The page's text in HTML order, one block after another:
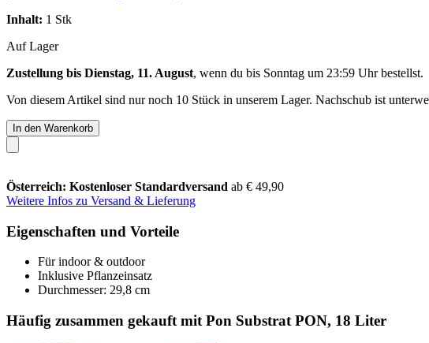
Inhalt: 1 Stk
Auf Lager
Zustellung bis Dienstag, 11. August, wenn du bis Sonntag um 23:59 Uhrbestellst.
Von diesem Artikel sind nur noch 10 Stück in unserem Lager. Nachschub ist
In den Warenkorb
Österreich: Kostenloser Standardversand ab € 49,90
Weitere Infos zu Versand & Lieferung
Eigenschaften und Vorteile
Für indoor & outdoor
Inklusive Pflanzeinsatz
Durchmesser: 29,8 cm
Häufig zusammen gekauft mit Pon Substrat PON, 18 Liter